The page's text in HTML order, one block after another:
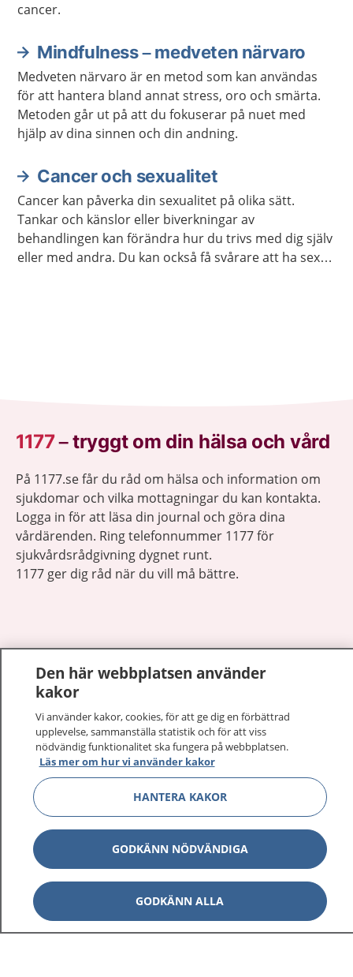
cancer.
Mindfulness – medveten närvaro
Medveten närvaro är en metod som kan användas
för att hantera bland annat stress, oro och smärta.
Metoden går ut på att du fokuserar på nuet med
hjälp av dina sinnen och din andning.
Cancer och sexualitet
Cancer kan påverka din sexualitet på olika sätt.
Tankar och känslor eller biverkningar av
behandlingen kan förändra hur du trivs med dig själv
eller med andra. Du kan också få svårare att ha sex
1177–tryggt om din hälsa och vård
På 1177.se får du råd om hälsa och information om
sjukdomar och vilka mottagningar du kan kontakta.
Logga in för att läsa din journal och göra dina
vårdärenden. Ring telefonnummer 1177 för
sjukvårdsrådgivning dygnet runt.
1177 ger dig råd när du vill må bättre.
1177 på flera språk
Om 1177
Kontakt
Behandling av personuppgifter
Hantering av kakor
Inställningar för kakor
Den här webbplatsen använder
kakor
Vi använder kakor, cookies, för att ge dig en förbättrad
upplevelse, sammanställa statistik och för att viss
nödvändig funktionalitet ska fungera på webbplatsen.
Läs mer om hur vi använder kakor
HANTERA KAKOR
GODKÄNN NÖDVÄNDIGA
GODKÄNN ALLA